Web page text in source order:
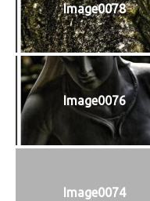
Image0078
Image0076
Image0074